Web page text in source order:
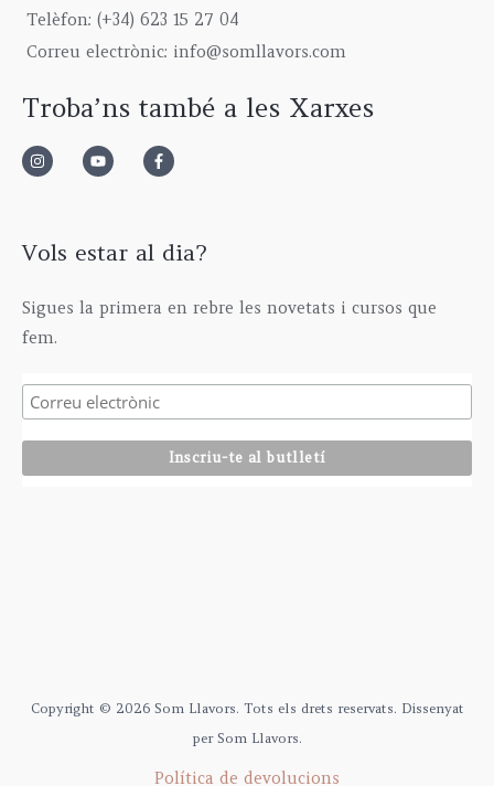
Telèfon: (+34) 623 15 27 04
Correu electrònic: info@somllavors.com
Troba’ns també a les Xarxes
Vols estar al dia?
Sigues la primera en rebre les novetats i cursos que
fem.
Copyright © 2026 Som Llavors. Tots els drets reservats. Dissenyat
per Som Llavors.
Política de devolucions